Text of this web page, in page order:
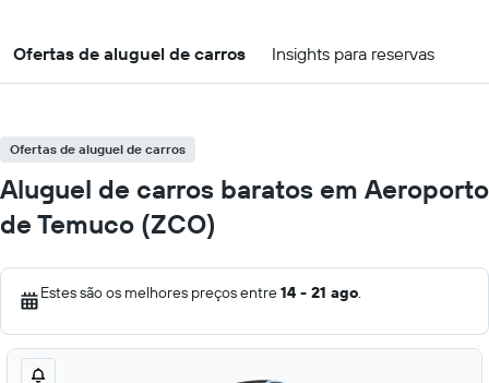
Ofertas de aluguel de carros Insights para reservas
Ofertas de aluguel de carros
Aluguel de carros baratos em Aeroporto
de Temuco (ZCO)
Estes são os melhores preços entre14 - 21 ago.